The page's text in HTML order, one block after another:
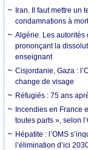
Iran. Il faut mettre un
condamnations à
Algérie. Les
prononçant la
enseignant
Cisjordanie, Gaza :
change de visage
Réfugiés : 75 ans
Incendies en France
toutes parts », selon
Hépatite : l’OMS
l’élimination d’ici